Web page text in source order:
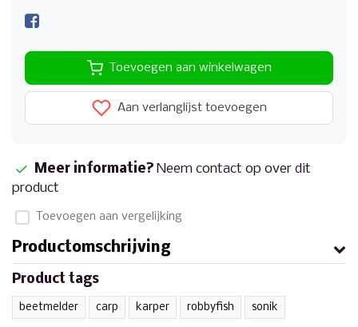
Toevoegen aan winkelwagen
Aan verlanglijst toevoegen
Meer informatie? Neem contact op over dit
product
Toevoegen aan vergelijking
Productomschrijving
Product tags
beetmelder carp karper robbyfish sonik